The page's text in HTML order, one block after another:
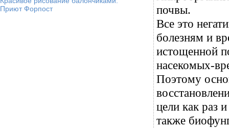
Приют Форпост
почвы.
Все это
болезням и
истощенной
насекомых-
Поэтому
цели как раз
также